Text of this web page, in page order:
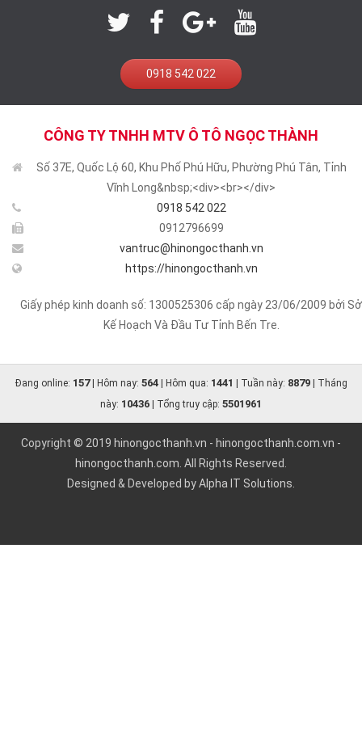
0918 542 022
CÔNG TY TNHH MTV Ô TÔ NGỌC THÀNH
Số 37E, Quốc Lộ 60, Khu Phố Phú Hữu, Phường Phú Tân, Tỉnh
Vĩnh Long&nbsp;<div><br></div>
0918 542 022
0912796699
vantruc@hinongocthanh.vn
https://hinongocthanh.vn
Giấy phép kinh doanh số: 1300525306 cấp ngày 23/06/2009 bởi Sở
Kế Hoạch Và Đầu Tư Tỉnh Bến Tre.
Đang online: 157| Hôm nay: 564| Hôm qua: 1441 | Tuần này: 8879| Tháng
này: 10436 | Tổng truy cập: 5501961
Copyright © 2019 hinongocthanh.vn - hinongocthanh.com.vn -
hinongocthanh.com . All Rights Reserved.
Designed & Developed byAlpha IT Solutions.